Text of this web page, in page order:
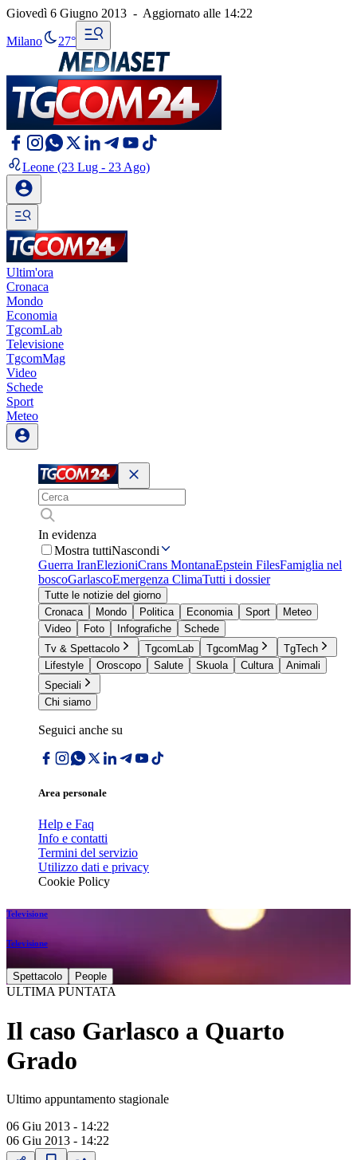
Giovedì 6 Giugno 2013 - Aggiornato alle 14:22
Milano 27°
Leone (23 Lug - 23 Ago)
Ultim'ora
Cronaca
Mondo
Economia
TgcomLab
Televisione
TgcomMag
Video
Schede
Sport
Meteo
In evidenza
Mostra tuttiNascondi
Guerra IranElezioniCrans MontanaEpstein FilesFamiglia nel
boscoGarlascoEmergenza ClimaTutti i dossier
Tutte le notizie del giorno
Cronaca
Mondo Politica Economia Sport
Meteo
Video
Foto Infografiche
Schede
Tv & Spettacolo
TgcomLab TgcomMag
TgTech
Lifestyle
Oroscopo Salute Skuola Cultura
Animali
Speciali
Chi siamo
Seguici anche su
Area personale
Help e Faq
Info e contatti
Termini del servizio
Utilizzo dati e privacy
Cookie Policy
Televisione
Televisione
Spettacolo People
ULTIMA PUNTATA
Il caso Garlasco a Quarto
Grado
Ultimo appuntamento stagionale
06 Giu 2013 - 14:22
06 Giu 2013 - 14:22